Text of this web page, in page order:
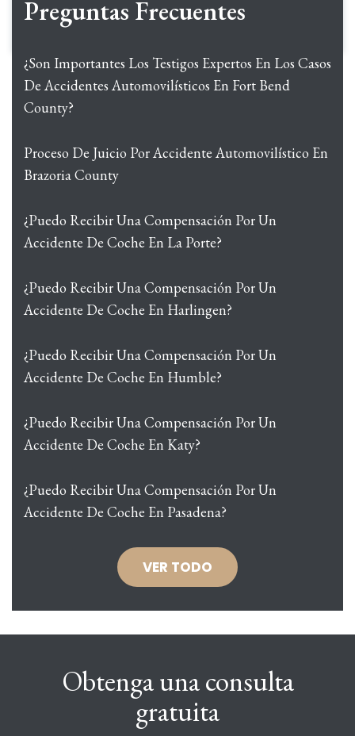
Preguntas Frecuentes
¿Son Importantes Los Testigos Expertos En Los Casos
De Accidentes Automovilísticos En Fort Bend
County?
Proceso De Juicio Por Accidente Automovilístico En
Brazoria County
¿Puedo Recibir Una Compensación Por Un
Accidente De Coche En La Porte?
¿Puedo Recibir Una Compensación Por Un
Accidente De Coche En Harlingen?
¿Puedo Recibir Una Compensación Por Un
Accidente De Coche En Humble?
¿Puedo Recibir Una Compensación Por Un
Accidente De Coche En Katy?
¿Puedo Recibir Una Compensación Por Un
Accidente De Coche En Pasadena?
VER TODO
Obtenga una consulta
gratuita